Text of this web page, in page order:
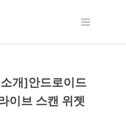
개]안드로이드
이브 스캔 위젯